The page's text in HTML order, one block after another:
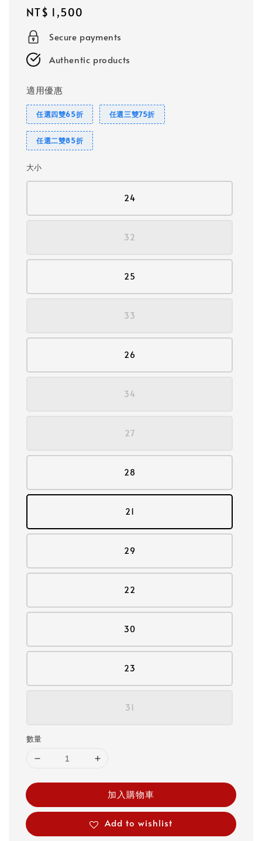
Regular
price
NT$ 1,500
Secure payments
Authentic products
適用優惠
任選四雙65折 任選三雙75折
任選二雙85折
大小
24
32
25
33
26
34
27
28
21
29
22
30
23
31
數量
加入購物車
Add to wishlist